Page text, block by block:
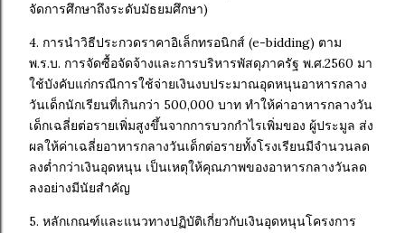
จัดการศึกษาถึงระดับมัธยมศึกษา)
4. การนำวิธีประกวดราคาอิเล็กทรอนิกส์ (e-bidding) ตาม
พ.ร.บ. การจัดซื้อจัดจ้างและการบริหารพัสดุภาครัฐ พ.ศ.2560 มา
ใช้บังคับแก่กรณีการใช้จ่ายเงินงบประมาณอุดหนุนอาหารกลาง
วันเด็กนักเรียนที่เกินกว่า 500,000 บาท ทำให้ค่าอาหารกลางวัน
เด็กเฉลี่ยต่อรายเพิ่มสูงขึ้นจากการบวกกำไรเพิ่มของ ผู้ประมูล ส่ง
ผลให้ค่าเฉลี่ยอาหารกลางวันเด็กต่อรายทั้งโรงเรียนมีจำนวนลด
ลงต่ำกว่าเงินอุดหนุน เป็นเหตุให้คุณภาพของอาหารกลางวันลด
ลงอย่างมีนัยสำคัญ
5. หลักเกณฑ์และแนวทางปฏิบัติเกี่ยวกับเงินอุดหนุนโครงการ